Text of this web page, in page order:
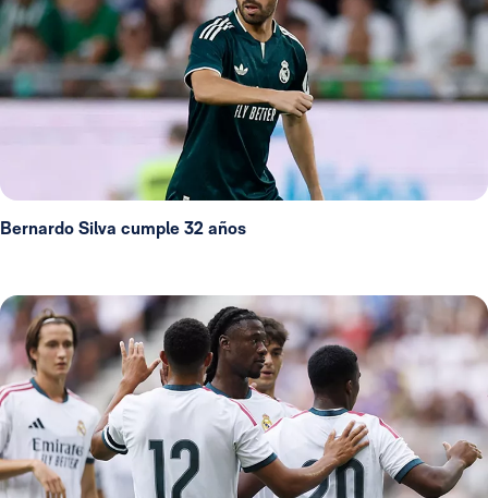
Bernardo Silva cumple 32 años